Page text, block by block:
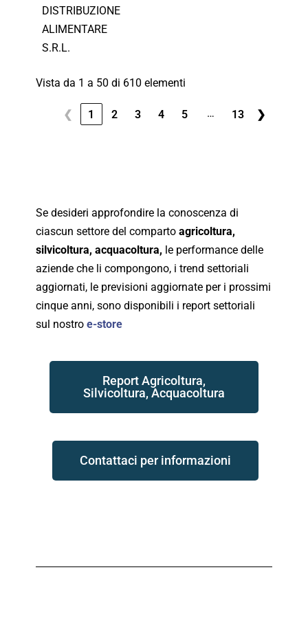
DISTRIBUZIONE
ALIMENTARE
S.R.L.
Vista da 1 a 50 di 610 elementi
❮ 1 2 3 4 5 … 13 ❯
Se desideri approfondire la conoscenza di
ciascun settore del comparto agricoltura,
silvicoltura, acquacoltura, le performance delle
aziende che li compongono, i trend settoriali
aggiornati, le previsioni aggiornate per i prossimi
cinque anni, sono disponibili i report settoriali
sul nostroe-store
Report Agricoltura,
Silvicoltura, Acquacoltura
Contattaci per informazioni